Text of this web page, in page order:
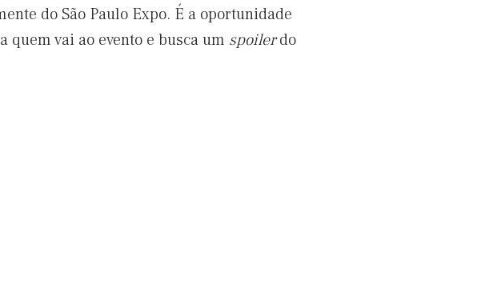
do São Paulo Expo. É a oportunidade
quem vai ao evento e busca um spoilerdo